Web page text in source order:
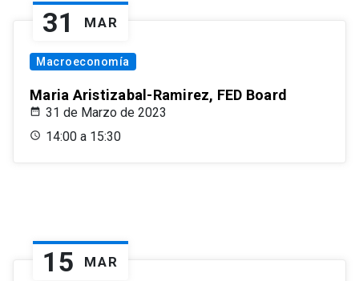
31 MAR
Macroeconomía
Maria Aristizabal-Ramirez, FED Board
31 de Marzo de 2023
14:00 a 15:30
15 MAR